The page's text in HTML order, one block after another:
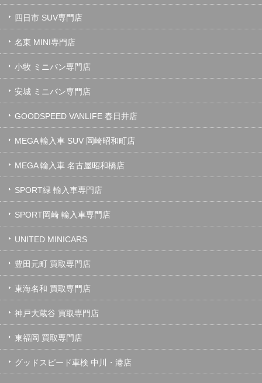
四日市 SUV専門店
名東 MINI専門店
小牧 ミニバン専門店
安城 ミニバン専門店
GOODSPEED VANLIFE 春日井店
MEGA 輸入車 SUV 岡崎昭和町店
MEGA 輸入車 名古屋昭和橋店
SPORT緑 輸入車専門店
SPORT岡崎 輸入車専門店
UNITED MINICARS
豊田元町 買取専門店
東海名和 買取専門店
神戸大蔵谷 買取専門店
東福岡 買取専門店
グッドスピード車検 中川・港店